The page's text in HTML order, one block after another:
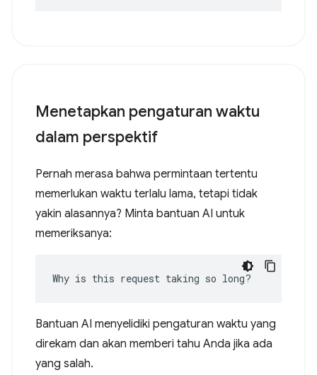
Menetapkan pengaturan waktu
dalam perspektif
Pernah merasa bahwa permintaan tertentu
memerlukan waktu terlalu lama, tetapi tidak
yakin alasannya? Minta bantuan AI untuk
memeriksanya:
Why is this request taking so long?
Bantuan AI menyelidiki pengaturan waktu yang
direkam dan akan memberi tahu Anda jika ada
yang salah.